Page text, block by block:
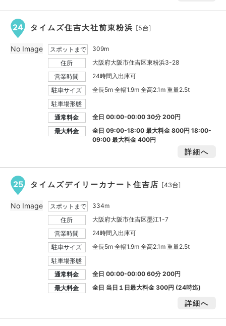
24 タイムズ住吉大社前東粉浜 [5台]
スポットまで
309m
住所
大阪府大阪市住吉区東粉浜3-28
営業時間
24時間入出庫可
駐車サイズ
全長5m 全幅1.9m 全高2.1m 重量2.5t
駐車場形態
通常料金
全日 00:00-00:00 30分 200円
最大料金
全日 09:00-18:00 最大料金800円18:00-
09:00 最大料金400円
詳細へ
No Image
25 タイムズデイリーカナート住吉店 [43台]
スポットまで
334m
住所
大阪府大阪市住吉区墨江1-7
営業時間
24時間入出庫可
駐車サイズ
全長5m 全幅1.9m 全高2.1m 重量2.5t
駐車場形態
通常料金
全日 00:00-00:00 60分 200円
最大料金
全日 当日１日最大料金300円 (24時迄)
詳細へ
No Image